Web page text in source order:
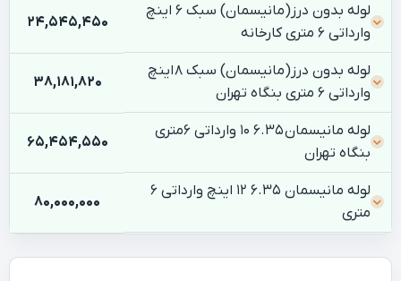
لوله بدون درز(مانیسمان) سبک ۶ اینچ
وارداتی 6 متری کارخانه
24,545,450
لوله بدون درز(مانیسمان) سبک ۸ اینچ
وارداتی 6 متری بنگاه تهران
38,181,820
لوله مانیسمان 6.35 10 وارداتی 6متری
بنگاه تهران
65,454,550
لوله مانیسمان 6.35 12 اینچ وارداتی 6
متری
80,000,000